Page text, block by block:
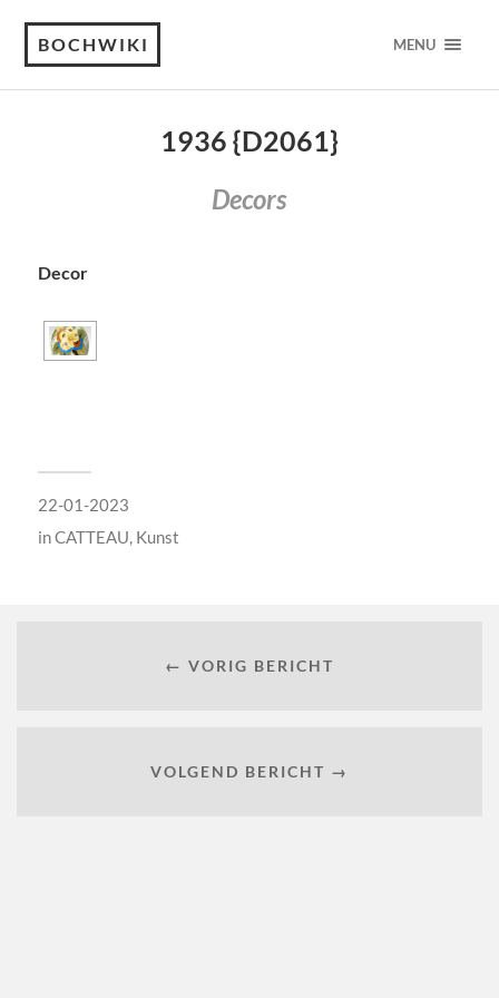
BOCHWIKI MENU
1936 {D2061}
Decors
Decor
22-01-2023
inCATTEAU, Kunst
← VORIG BERICHT
VOLGEND BERICHT →